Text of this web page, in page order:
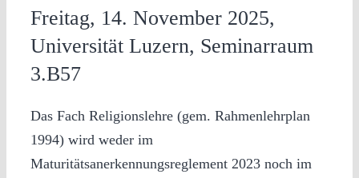
Freitag, 14. November 2025,
Universität Luzern, Seminarraum
3.B57
Das Fach Religionslehre (gem. Rahmenlehrplan
1994) wird weder im
Maturitätsanerkennungsreglement 2023 noch im